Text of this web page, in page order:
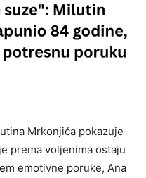
Mrkonjića pokazuje
prema voljenima ostaju
emotivne poruke, Ana